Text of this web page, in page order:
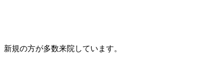
新規の方が多数来院しています。